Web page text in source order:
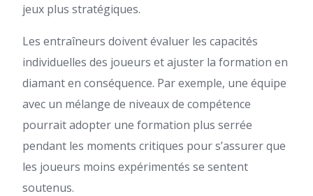
jeux plus stratégiques.
Les entraîneurs doivent évaluer les capacités
individuelles des joueurs et ajuster la formation en
diamant en conséquence. Par exemple, une équipe
avec un mélange de niveaux de compétence
pourrait adopter une formation plus serrée
pendant les moments critiques pour s’assurer que
les joueurs moins expérimentés se sentent
soutenus.